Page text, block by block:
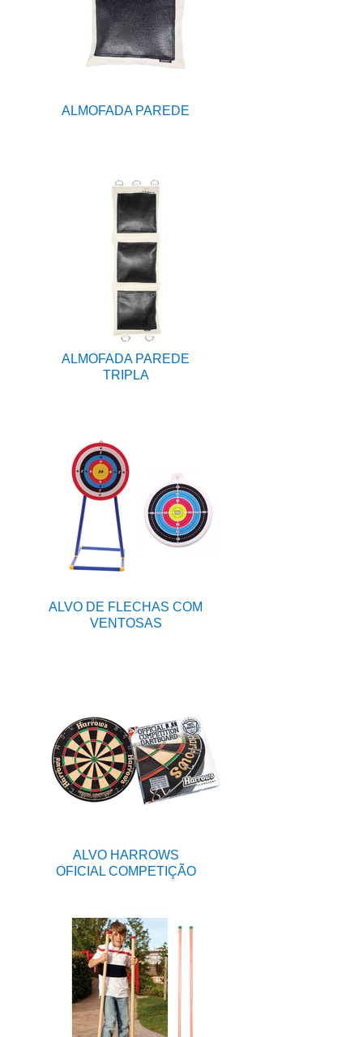
ALMOFADA PAREDE
ALMOFADA PAREDE
TRIPLA
ALVO DE FLECHAS COM
VENTOSAS
ALVO HARROWS
OFICIAL COMPETIÇÃO